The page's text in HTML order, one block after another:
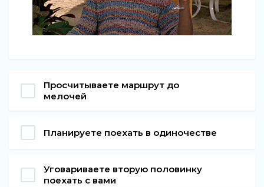
Просчитываете маршрут до
мелочей
Планируете поехать в одиночестве
Уговариваете вторую половинку
поехать с вами